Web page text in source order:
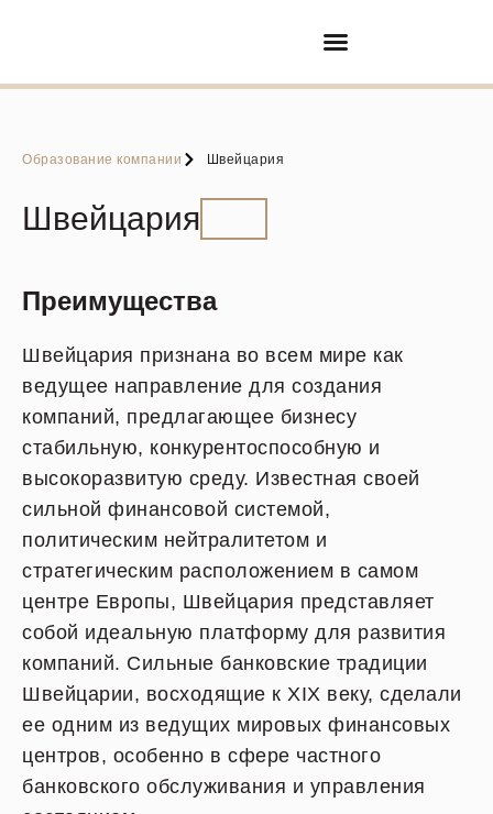
Образование компании Швейцария
Швейцария
Преимущества
Швейцария признана во всем мире как
ведущее направление для создания
компаний, предлагающее бизнесу
стабильную, конкурентоспособную и
высокоразвитую среду. Известная своей
сильной финансовой системой,
политическим нейтралитетом и
стратегическим расположением в самом
центре Европы, Швейцария представляет
собой идеальную платформу для развития
компаний. Сильные банковские традиции
Швейцарии, восходящие к XIX веку, сделали
ее одним из ведущих мировых финансовых
центров, особенно в сфере частного
банковского обслуживания и управления